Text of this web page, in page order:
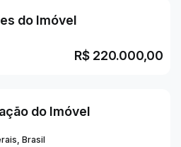
do Imóvel
R$ 220.000,00
do Imóvel
, Brasil